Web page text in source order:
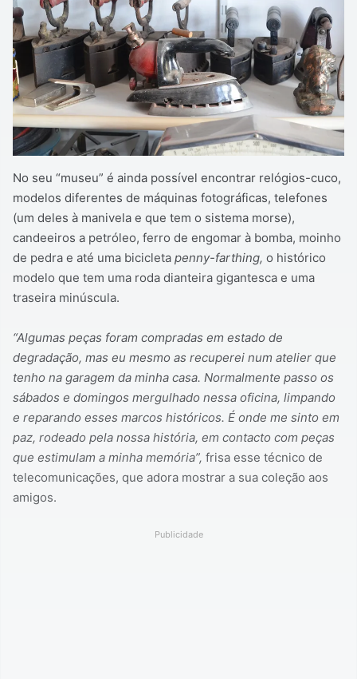
No seu “museu” é ainda possível encontrar relógios-cuco,
modelos diferentes de máquinas fotográficas, telefones
(um deles à manivela e que tem o sistema morse),
candeeiros a petróleo, ferro de engomar à bomba, moinho
de pedra e até uma bicicleta penny-farthing, o histórico
modelo que tem uma roda dianteira gigantesca e uma
traseira minúscula.
“Algumas peças foram compradas em estado de
degradação, mas eu mesmo as recuperei num atelier que
tenho na garagem da minha casa. Normalmente passo os
sábados e domingos mergulhado nessa oficina, limpando
e reparando esses marcos históricos. É onde me sinto em
paz, rodeado pela nossa história, em contacto com peças
que estimulam a minha memória”, frisa esse técnico de
telecomunicações, que adora mostrar a sua coleção aos
amigos.
Publicidade